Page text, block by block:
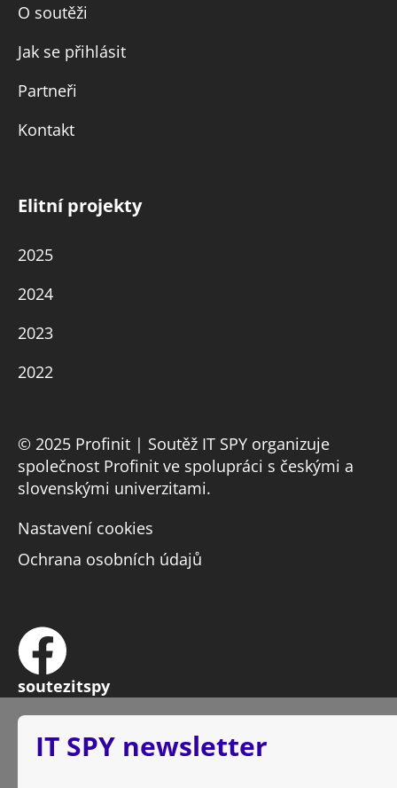
O soutěži
Jak se přihlásit
Partneři
Kontakt
Elitní projekty
2025
2024
2023
2022
© 2025 Profinit | Soutěž IT SPY organizuje
společnost Profinit ve spolupráci s českými a
slovenskými univerzitami.
Nastavení cookies
Ochrana osobních údajů
soutezitspy
IT SPY newsletter